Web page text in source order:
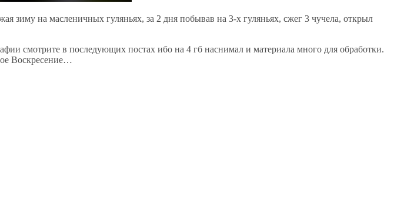
зиму на масленичных гуляньях, за 2 дня побывав на 3-х гуляньях, сжег 3 чучела, открыл
смотрите в последующих постах ибо на 4 гб наснимал и материала много для обработки.
Воскресение…